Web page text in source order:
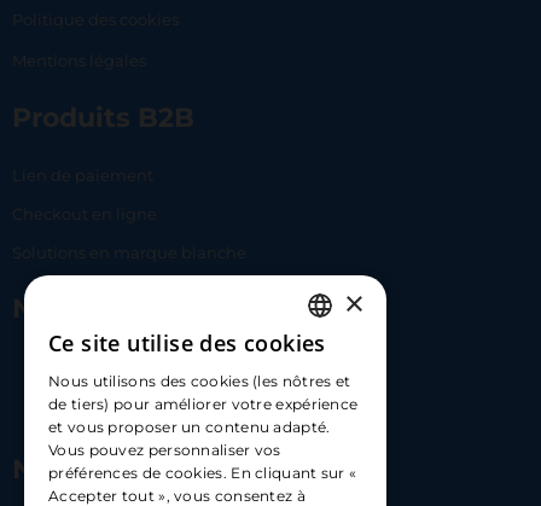
Politique des cookies
Mentions légales
Produits B2B
Lien de paiement
Checkout en ligne
Solutions en marque blanche
Nous contacter
hello@carloapp.com
Nous suivre
FRENCH
ENGLISH
SPANISH
×
Ce site utilise des cookies
Nous utilisons des cookies (les nôtres et
de tiers) pour améliorer votre expérience
et vous proposer un contenu adapté.
Vous pouvez personnaliser vos
préférences de cookies. En cliquant sur «
Accepter tout », vous consentez à